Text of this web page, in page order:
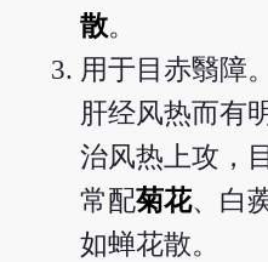
散。
用于目赤翳障
肝经风热而有
治风热上攻，
常配菊花、白
如蝉花散。